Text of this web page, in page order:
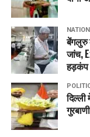
हरियाणा:
सिख समाज में भारी
बेंगलुरु
जांच,
हड़कंप